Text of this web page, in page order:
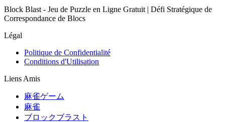
Block Blast - Jeu de Puzzle en Ligne Gratuit | Défi Stratégique de
Correspondance de Blocs
Légal
Politique de Confidentialité
Conditions d'Utilisation
Liens Amis
麻雀ゲーム
麻雀
ブロックブラスト